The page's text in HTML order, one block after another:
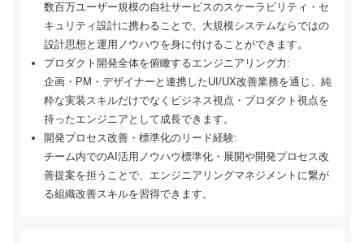
数百万ユーザー規模の自社サービスのスケーラビリティ・セ
キュリティ設計に携わることで、大規模システムならではの
設計思想と運用ノウハウを身に付けることができます。
プロダクト開発全体を俯瞰するエンジニアリング力:
企画・PM・デザイナーと連携したUI/UX改善業務を通じ、純
粋な実装スキルだけでなくビジネス視点・プロダクト視点を
持ったエンジニアとして成長できます。
開発プロセス改善・標準化のリード経験:
チーム内でのAI活用ノウハウ標準化・展開や開発プロセス改
善提案を担うことで、エンジニアリングマネジメントに繋が
る組織改善スキルを習得できます。